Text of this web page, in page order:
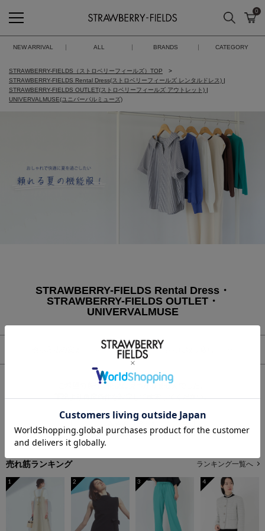
STRAWBERRY-FIELDS
検索 カ
0
NEW ARRIVAL ALL BRANDS CATEGORY
STRAWBERRY-FIELDS（ストロベリーフィールズ）TOP
STRAWBERRY-FIELDS Rental Dress(ストロベリーフィールズ レンタルドレス) |
STRAWBERRY-FIELDS OUTLET(ストロベリーフィールズ アウトレット) |
UNIVERVALMUSE(ユニバーバルミューズ)
STRAWBERRY-FIELDS Rental Dress・
STRAWBERRY-FIELDS OUTLET・
UNIVERVALMUSE
ご希望の条件で商品は見つかりませんでした。
下記より再度条件を設定して検索してください。
売れ筋ランキング ランキング一覧へ
1 2 3 4